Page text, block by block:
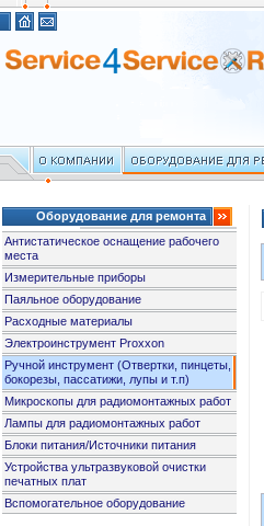
Оборудование для ремонта
Антистатическое оснащение рабочего
места
Измерительные приборы
Паяльное оборудование
Расходные материалы
Электроинструмент Proxxon
Ручной инструмент (Отвертки, пинцеты,
бокорезы, пассатижи, лупы и т.п)
Микроскопы для радиомонтажных работ
Лампы для радиомонтажных работ
Блоки питания/Источники питания
Устройства ультразвуковой очистки
печатных плат
Вспомогательное оборудование